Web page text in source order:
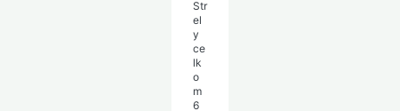
Str
el
y
ce
lk
o
m
6